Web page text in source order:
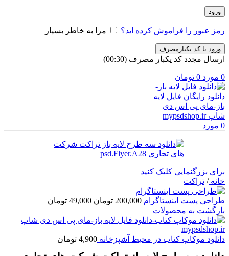
ورود
رمز عبور را فراموش کرده اید؟ مرا به خاطر بسپار
ورود با کد یکبارمصرف
ارسال مجدد کد یکبار مصرف (00:
30
)
0 مورد 0 تومان
0 مورد
برای بزرگنمایی کلیک کنید
خانه/ تراکت
طراحی پست اینستاگرام 200,000 تومان قیمت
200,000 تومان
49,000 تومان
49,000 تومان
بازگشت به محصولات
دانلود موکاپ کتاب در محیط آشپزخانه 4,900 تومان